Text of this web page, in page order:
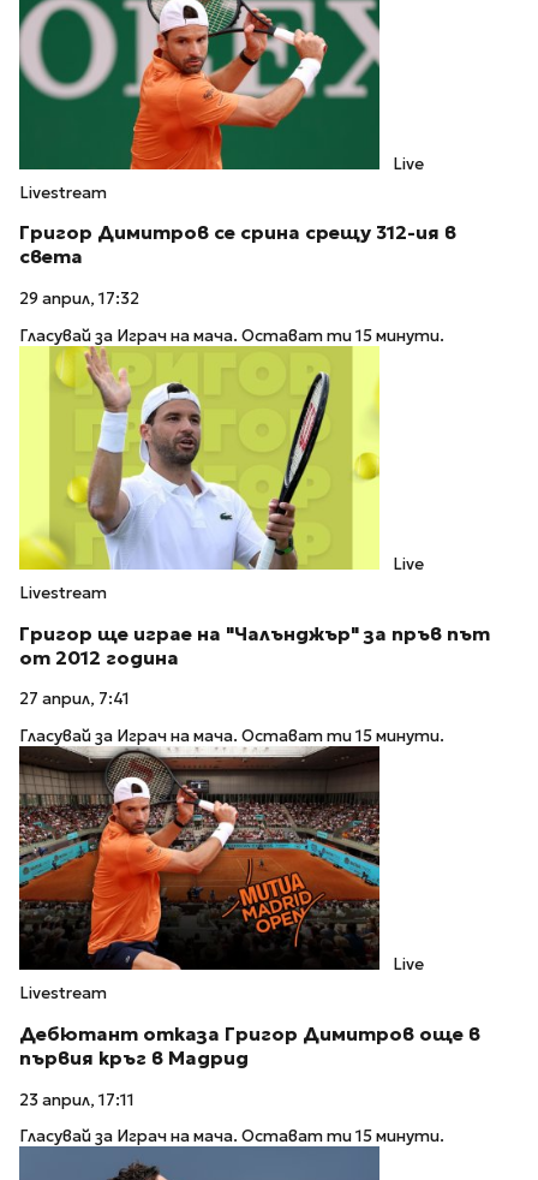
Live
Livestream
Григор Димитров се срина срещу 312-ия в
света
29 април, 17:32
Гласувай за Играч на мача. Остават ти 15 минути.
Live
Livestream
Григор ще играе на "Чалънджър" за пръв път
от 2012 година
27 април, 7:41
Гласувай за Играч на мача. Остават ти 15 минути.
Live
Livestream
Дебютант отказа Григор Димитров още в
първия кръг в Мадрид
23 април, 17:11
Гласувай за Играч на мача. Остават ти 15 минути.